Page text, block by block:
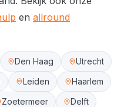
en allround
Den Haag
Utrecht
Leiden
Haarlem
Zoetermeer Delft